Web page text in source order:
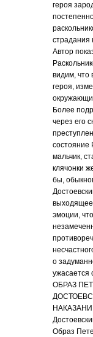
героя
страдания
Автор
видим, что
героя,
Более
через его
состояние
мальчик,
клячонки
бы,
эмоции,
о
ужасается
ОБРАЗ
Образ